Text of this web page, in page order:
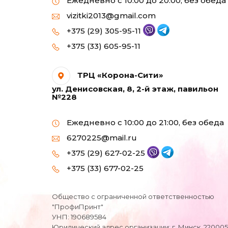
струйных принтеров
формата А6 (10х15)
Фотобумага МАТОВАЯ
принтеров А4
Холст натуральный
vizitki2013@gmail.com
+375 (29) 305-95-11
+375 (33) 605-95-11
ТРЦ «Корона-Сити»
ул. Денисовская, 8, 2-й этаж, павильон
№228
Ежедневно с 10:00 до 21:00, без обеда
6270225@mail.ru
+375 (29) 627-02-25
+375 (33) 677-02-25
Общество с ограниченной ответственностью
"ПрофиПринт"
УНП: 190689584